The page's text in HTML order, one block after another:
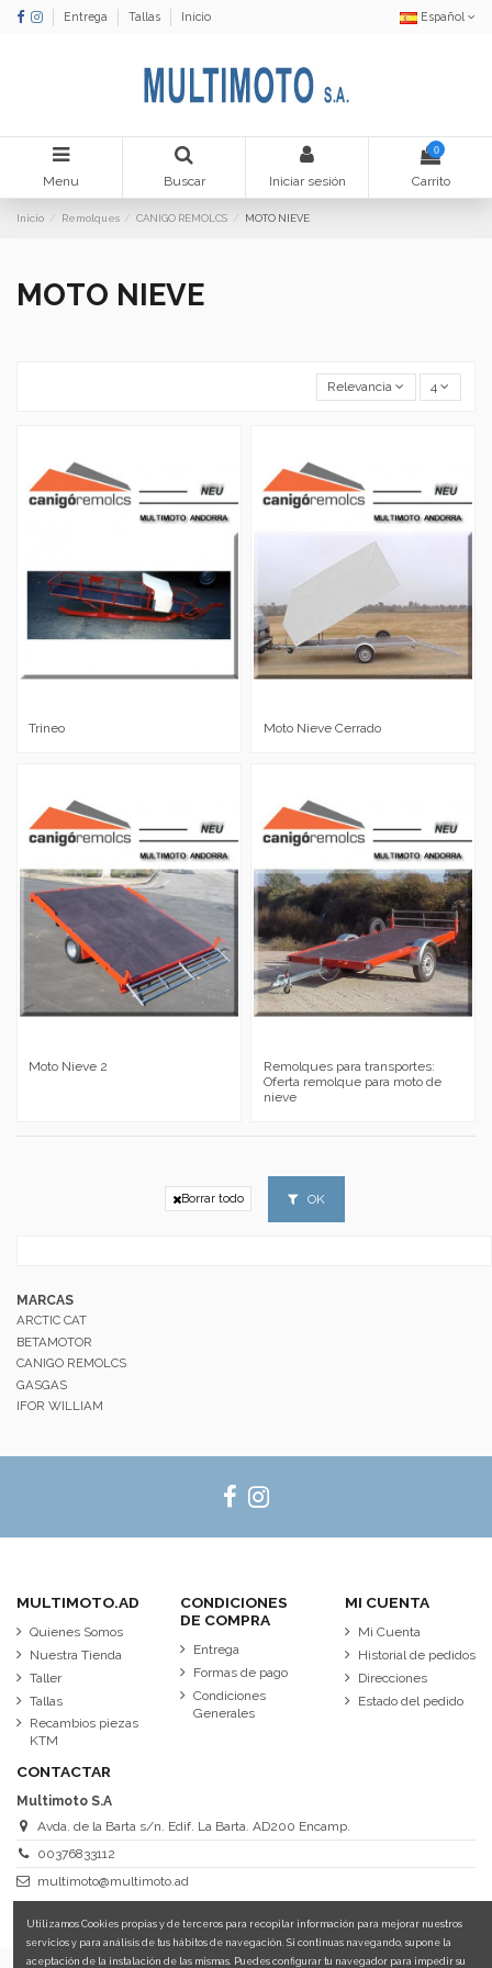
Entrega Tallas Inicio Español
Menu Buscar Iniciar sesión
0
Carrito
Inicio Remolques CANIGO REMOLCS MOTO NIEVE
MOTO NIEVE
Relevancia 4
Trineo Moto Nieve Cerrado
Moto Nieve 2
Remolques para transportes:
Oferta remolque para moto de
nieve
Borrar todo OK
MARCAS
ARCTIC CAT
BETAMOTOR
CANIGO REMOLCS
GASGAS
IFOR WILLIAM
MULTIMOTO.AD
Quienes Somos
Nuestra Tienda
Taller
Tallas
Recambios piezas
KTM
CONDICIONES
DE COMPRA
Entrega
Formas de pago
Condiciones
Generales
MI CUENTA
Mi Cuenta
Historial de pedidos
Direcciones
Estado del pedido
CONTACTAR
Multimoto S.A
Avda. de la Barta s/n. Edif. La Barta. AD200 Encamp.
00376833112
multimoto@multimoto.ad
Utilizamos Cookies propias y de terceros para recopilar información para mejorar nuestros
servicios y para análisis de tus hábitos de navegación. Si continuas navegando, supone la
aceptación de la instalación de las mismas. Puedes configurar tu navegador para impedir su